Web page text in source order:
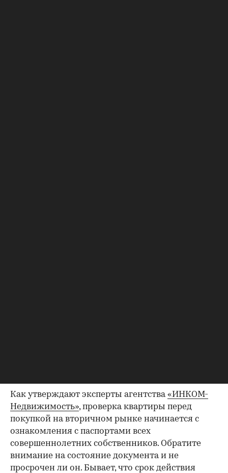
Как утверждают эксперты агентства«ИНКОМ-
Недвижимость», проверка квартиры перед
покупкой на вторичном рынке начинается с
ознакомления с паспортами всех
совершеннолетних собственников. Обратите
внимание на состояние документа и не
просрочен ли он. Бывает, что срок действия